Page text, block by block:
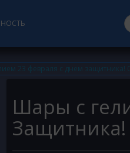
23 февраля с днем защитника!
Шары с
Защитника!